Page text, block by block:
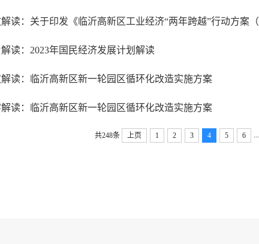
解读：2023年国民经济发展计划解读
解读：临沂高新区新一轮园区循环化改造实施方案
读：临沂高新区新一轮园区循环化改造实施方案
共248条 上页 1 2 3 4 5 6